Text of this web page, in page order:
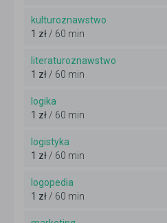
kulturoznawstwo
1 zł/ 60 min
literaturoznawstwo
1 zł/ 60 min
logika
1 zł/ 60 min
logistyka
1 zł/ 60 min
logopedia
1 zł/ 60 min